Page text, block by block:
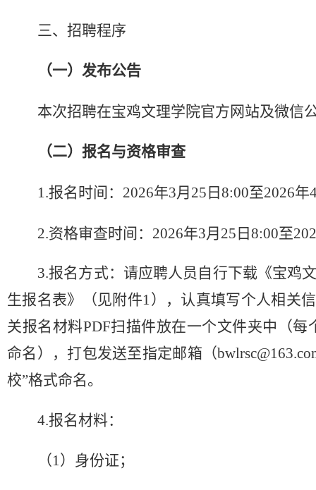
三、招聘程序
（一） 发布公告
本次招聘在宝鸡文理学院官方网站及微信
（二）报名与资格审查
1.报名时间：2026年3月 25 日 8:00至2026年
2.资格审查时间： 2026年3月25日8:00至
3.报名方式：请应聘人员自行下载《宝鸡
生报名表》（见附件1），认真填写个人相关
关报名材料PDF扫描件放在一个文件夹中（每
命名），打包发送至指定邮箱（
校”格式命名。
4.报名材料：
（1）身份证；